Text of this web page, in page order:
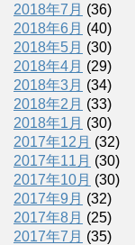
2018年7月 (36)
2018年6月 (40)
2018年5月 (30)
2018年4月 (29)
2018年3月 (34)
2018年2月 (33)
2018年1月 (30)
2017年12月 (32)
2017年11月 (30)
2017年10月 (30)
2017年9月 (32)
2017年8月 (25)
2017年7月 (35)